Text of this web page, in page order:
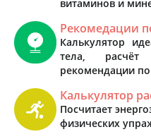
витаминов и
Рекомедации
Калькулятор
тела, расчёт
рекомендации
Калькулятор
Посчитает
физических